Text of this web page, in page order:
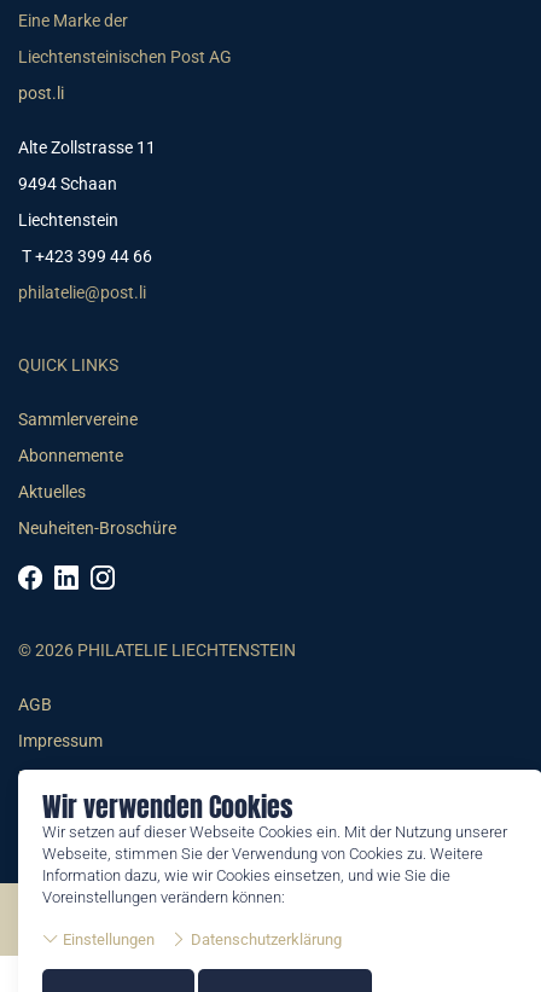
Wir verwenden Cookies
Wir setzen auf dieser Webseite Cookies ein. Mit der Nutzung unserer
Webseite, stimmen Sie der Verwendung von Cookies zu. Weitere
Information dazu, wie wir Cookies einsetzen, und wie Sie die
Voreinstellungen verändern können:
Einstellungen Datenschutzerklärung
Eine Marke der
Liechtensteinischen Post AG
post.li
Alte Zollstrasse 11
9494 Schaan
Liechtenstein
T +423 399 44 66
philatelie@post.li
QUICK LINKS
Sammlervereine
Abonnemente
Aktuelles
Neuheiten-Broschüre
© 2026 PHILATELIE LIECHTENSTEIN
AGB
Impressum
Datenschutzerklärung